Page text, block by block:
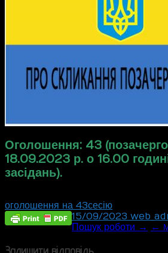
Оголошення: 43
18.09.2023 р. о 16.00
засідань).
оголошення на 43 сесію
15/09/2023
Post
Пошук роботи → ←
Залишити відповідь